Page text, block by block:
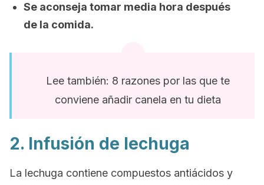
Se aconseja tomar media hora después
de la comida.
Lee también: 8 razones por las que te
conviene añadir canela en tu dieta
2. Infusión de lechuga
La lechuga contiene compuestos antiácidos y